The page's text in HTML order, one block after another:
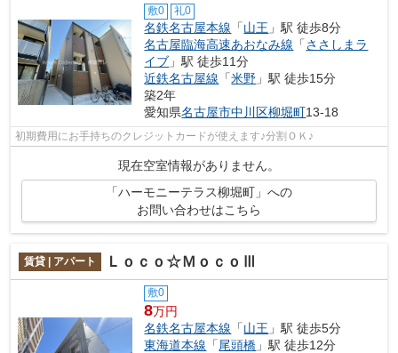
敷0 礼0
名鉄名古屋本線 「山王 」駅 徒歩8分
名古屋臨海高速あおなみ線 「ささしまラ
イブ 」駅 徒歩11分
近鉄名古屋線 「米野 」駅 徒歩15分
築2年
愛知県名古屋市中川区柳堀町13-18
初期費用にお手持ちのクレジットカードが使えます♪分割ＯＫ♪
現在空室情報がありません。
「ハーモニーテラス柳堀町」への
お問い合わせはこちら
賃貸 | アパート Ｌｏｃｏ☆ＭｏｃｏⅢ
敷0
8万円
名鉄名古屋本線 「山王 」駅 徒歩5分
東海道本線 「尾頭橋 」駅 徒歩12分